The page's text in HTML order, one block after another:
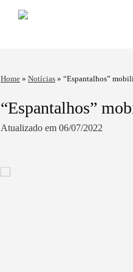
Home » Notícias » “Espantalhos”
“Espantalhos”
Atualizado em 06/07/2022